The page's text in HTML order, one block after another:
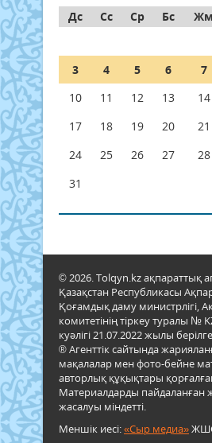
Дс
Сс Ср Бс Жм
3
4 5 6 7
10
11 12 13 14
17
18 19 20 21
24
25 26 27 28
31
© 2026. Tolqyn.kz ақпараттық
Қазақстан Республикасы
Қоғамдық даму министрлігі,
комитетінің тіркеу туралы №
куәлігі 21.07.2022 жылы
® Агенттік сайтында
мақалалар мен фото-бейне
авторлық құқықтары
Материалдарды пайдаланған
жасалуы міндетті.
Меншік иесі:«Сыр медиа»